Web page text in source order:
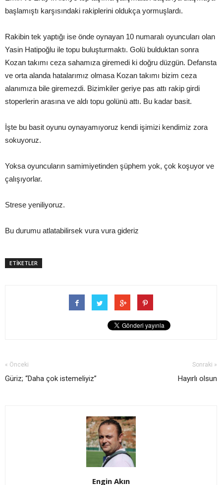
başlamıştı karşısındaki rakiplerini oldukça yormuşlardı.
Rakibin tek yaptığı ise önde oynayan 10 numaralı oyuncuları olan
Yasin Hatipoğlu ile topu buluşturmaktı. Golü bulduktan sonra
Kozan takımı ceza sahamıza giremedi ki doğru düzgün. Defansta
ve orta alanda hatalarımız olmasa Kozan takımı bizim ceza
alanımıza bile giremezdi. Bizimkiler geriye pas attı rakip girdi
stoperlerin arasına ve aldı topu golünü attı. Bu kadar basit.
İşte bu basit oyunu oynayamıyoruz kendi işimizi kendimiz zora
sokuyoruz.
Yoksa oyuncuların samimiyetinden şüphem yok, çok koşuyor ve
çalışıyorlar.
Strese yeniliyoruz.
Bu durumu atlatabilirsek vura vura gideriz
ETİKETLER
« Önceki
Güriz; “Daha çok istemeliyiz”
Sonraki »
Hayırlı olsun
Engin Akın